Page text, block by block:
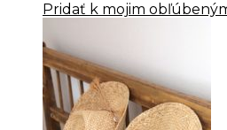
Pridať k mojim